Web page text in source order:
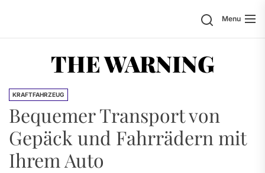
the
SearchMenu
THE WARNING
KRAFTFAHRZEUG
Bequemer Transport von
Gepäck und Fahrrädern mit
Ihrem Auto